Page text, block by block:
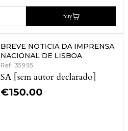
Buy
BREVE NOTICIA DA IMPRENSA
NACIONAL DE LISBOA
Ref: 35995
SA [sem autor declarado]
€150.00